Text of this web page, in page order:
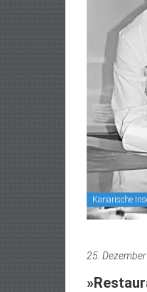
Kanarische
25.